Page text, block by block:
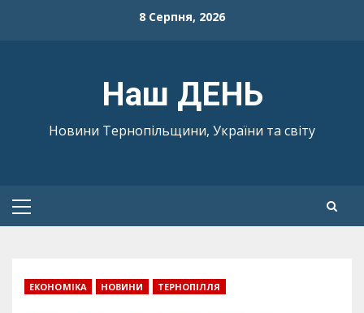
8 Серпня, 2026
Наш ДЕНЬ
Новини Тернопільщини, України та світу
Primary
ЕКОНОМІКА НОВИНИ ТЕРНОПІЛЛЯ